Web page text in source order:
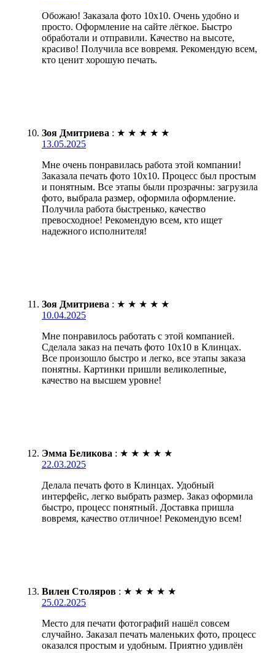
Обожаю! Заказала фото 10х10. Очень удобно и
просто. Оформление на сайте лёгкое. Быстро
обработали и отправили. Качество на высоте,
красиво! Получила все вовремя. Рекомендую всем,
кто ценит хорошую печать.
Зоя Дмитриева : ★ ★ ★ ★ ★
13.05.2025
Мне очень понравилась работа этой компании!
Заказала печать фото 10х10. Процесс был простым
и понятным. Все этапы были прозрачны: загрузила
фото, выбрала размер, оформила оформление.
Получила работа быстренько, качество
превосходное! Рекомендую всем, кто ищет
надежного исполнителя!
Зоя Дмитриева : ★ ★ ★ ★ ★
10.04.2025
Мне понравилось работать с этой компанией.
Сделала заказ на печать фото 10х10 в Клинцах.
Все произошло быстро и легко, все этапы заказа
понятны. Картинки пришли великолепные,
качество на высшем уровне!
Эмма Беликова : ★ ★ ★ ★ ★
22.03.2025
Делала печать фото в Клинцах. Удобный
интерфейс, легко выбрать размер. Заказ оформила
быстро, процесс понятный. Доставка пришла
вовремя, качество отличное! Рекомендую всем!
Вилен Столяров : ★ ★ ★ ★ ★
25.02.2025
Место для печати фотографий нашёл совсем
случайно. Заказал печать маленьких фото, процесс
оказался простым и удобным. Приятно удивлён